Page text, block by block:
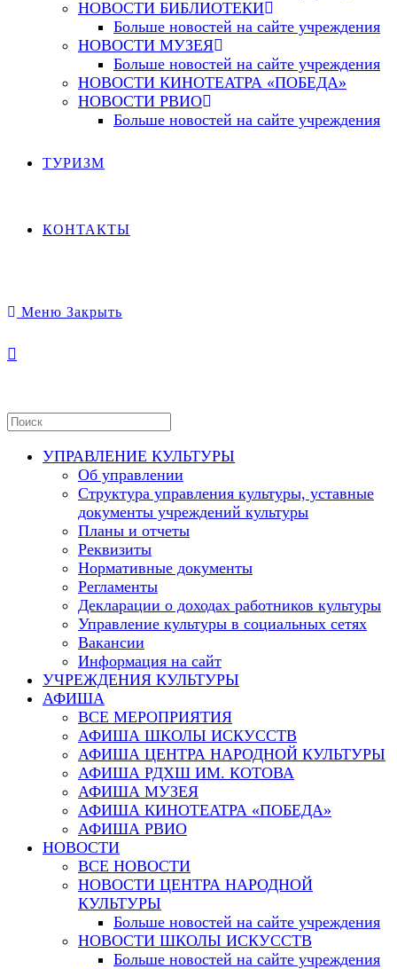
НОВОСТИ БИБЛИОТЕКИ
Больше новостей на сайте учреждения
НОВОСТИ МУЗЕЯ
Больше новостей на сайте учреждения
НОВОСТИ КИНОТЕАТРА «ПОБЕДА»
НОВОСТИ РВИО
Больше новостей на сайте учреждения
ТУРИЗМ
КОНТАКТЫ
Меню Закрыть
Search
websiteУПРАВЛЕНИЕ КУЛЬТУРЫ
Об управлении
Структура управления культуры, уставные
документы учреждений культуры
Планы и отчеты
Реквизиты
Нормативные документы
Регламенты
Декларации о доходах работников культуры
Управление культуры в социальных сетях
Вакансии
Информация на сайт
УЧРЕЖДЕНИЯ КУЛЬТУРЫ
АФИША
ВСЕ МЕРОПРИЯТИЯ
АФИША ШКОЛЫ ИСКУССТВ
АФИША ЦЕНТРА НАРОДНОЙ КУЛЬТУРЫ
АФИША РДХШ ИМ. КОТОВА
АФИША МУЗЕЯ
АФИША КИНОТЕАТРА «ПОБЕДА»
АФИША РВИО
НОВОСТИ
ВСЕ НОВОСТИ
НОВОСТИ ЦЕНТРА НАРОДНОЙ
КУЛЬТУРЫ
Больше новостей на сайте учреждения
НОВОСТИ ШКОЛЫ ИСКУССТВ
Больше новостей на сайте учреждения